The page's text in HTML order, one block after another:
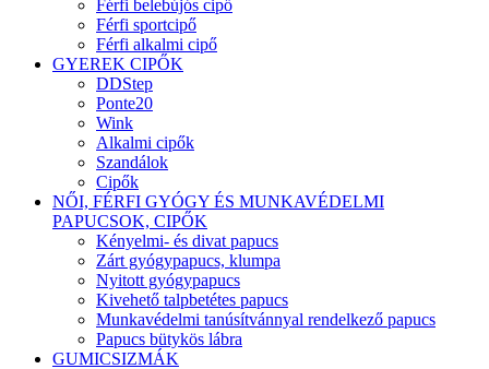
Férfi belebújós cipő
Férfi sportcipő
Férfi alkalmi cipő
GYEREK CIPŐK
DDStep
Ponte20
Wink
Alkalmi cipők
Szandálok
Cipők
NŐI, FÉRFI GYÓGY ÉS MUNKAVÉDELMI
PAPUCSOK, CIPŐK
Kényelmi- és divat papucs
Zárt gyógypapucs, klumpa
Nyitott gyógypapucs
Kivehető talpbetétes papucs
Munkavédelmi tanúsítvánnyal rendelkező papucs
Papucs bütykös lábra
GUMICSIZMÁK